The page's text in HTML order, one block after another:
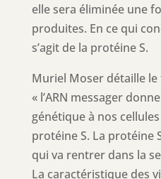
elle sera éliminée une
produites. En ce qui
s’agit de la protéine S.
Muriel Moser détaille
« l’ARN messager
génétique à nos
protéine S. La protéine
qui va rentrer dans la
La caractéristique des